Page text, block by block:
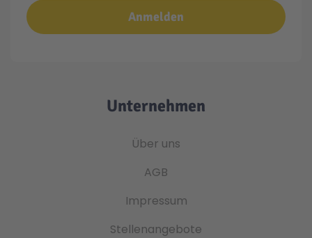
Anmelden
Unternehmen
Über uns
AGB
Impressum
Stellenangebote